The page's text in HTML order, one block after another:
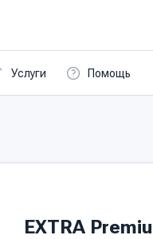
Услуги Помощь
EXTRA